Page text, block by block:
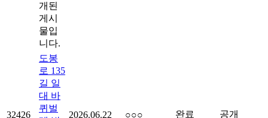
개된
게시
물입
니다.
32426
도봉
로 135
길 일
대 바
퀴벌
2026.06.22 ○○○ 완료 공개